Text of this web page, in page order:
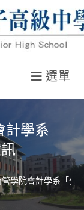
選單
計學系
學院會計學系「分